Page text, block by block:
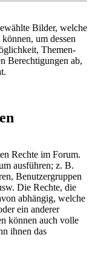
Bilder, welche
um dessen
Themen-
Berechtigungen ab,
Rechte im Forum.
ausführen; z. B.
Benutzergruppen
Die Rechte, die
abhängig, welche
ein anderer
können auch volle
ihnen das